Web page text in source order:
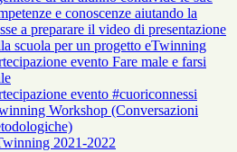
e conoscenze aiutando la
a preparare il video di presentazione
scuola per un progetto eTwinning
evento Fare male e farsi
evento #cuoriconnessi
Workshop (Conversazioni
2021-2022